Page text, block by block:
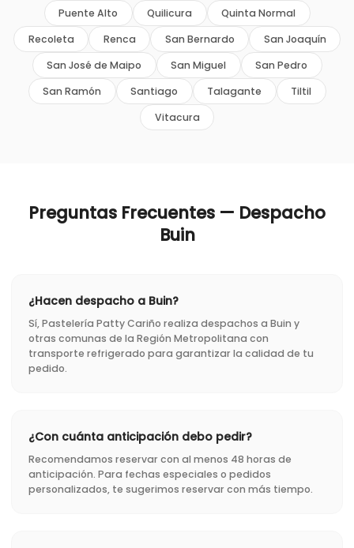
Puente Alto Quilicura
Quinta Normal
Recoleta
Renca San Bernardo
San Joaquín
San José de Maipo
San Miguel
San Pedro
San Ramón
Santiago Talagante
Tiltil
Vitacura
Preguntas Frecuentes — Despacho
Buin
¿Hacen despacho a Buin?
Sí, Pastelería Patty Cariño realiza despachos a Buin y
otras comunas de la Región Metropolitana con
transporte refrigerado para garantizar la calidad de tu
pedido.
¿Con cuánta anticipación debo pedir?
Recomendamos reservar con al menos 48 horas de
anticipación. Para fechas especiales o pedidos
personalizados, te sugerimos reservar con más tiempo.